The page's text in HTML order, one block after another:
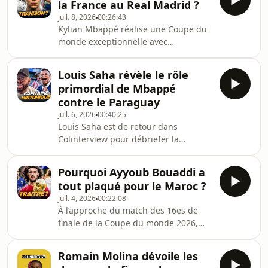
grâce à leur puissance offensive, mais
aussi à leur solidité collective et à
l&#39;émergence de nouveaux
talents comme Michael Olise.Dans
cette vidéo, l&#39;ancien
international français revient en
détail sur les points forts de cette équ
la France au Real Madrid ?
juil. 8, 202600:26:43
Kylian Mbappé réalise une Coupe du
monde exceptionnelle avec
investi dans le collectif... le capitaine
des Bleus affiche un visage bien
différent de celui aperçu ces derniers
mois au Real Madrid.Alors que sa
première saison en Espagne a été
marquée par de nombreuses
critiques malgré ses statistiques,
Mbappé semble aujourd&#39;hui l
Louis Saha révèle le rôle
primordial de Mbappé
contre le Paraguay
juil. 6, 202600:40:25
Louis Saha est de retour dans
Colinterview pour débriefer la
projeter sur le quart de finale de
Coupe du monde 2026 contre le
Maroc.Dans cet entretien,
l&#39;ancien international français
revient sur ce huitième de finale
particulièrement tendu, le rôle
essentiel joué par Kylian Mbappé
dans le leadership des Bleus, la
Pourquoi Ayyoub Bouaddi a
tout plaqué pour le Maroc ?
juil. 4, 202600:22:08
À l’approche du match des 16es de
finale de la Coupe du monde 2026,
révélations du tournoi.Brillant avec le
Romain Molina dévoile les